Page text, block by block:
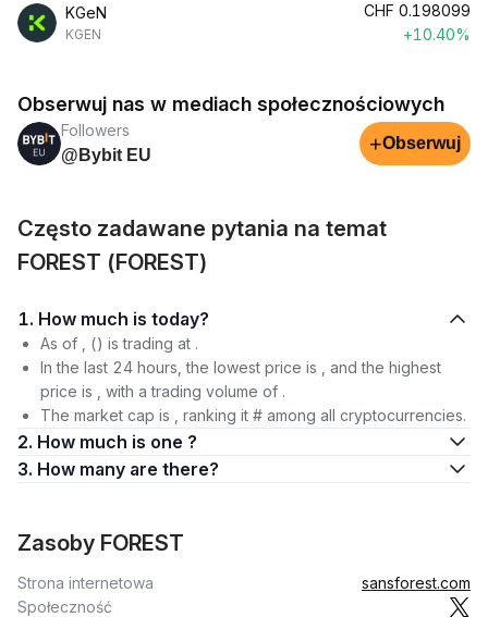
KGeN
KGEN
CHF 0.198099
+10.40%
Obserwuj nas w mediach społecznościowych
Followers
@Bybit EU
+Obserwuj
Często zadawane pytania na temat
FOREST (FOREST)
1. How much is today?
As of , () is trading at .
In the last 24 hours, the lowest price is , and the highest
price is , with a trading volume of .
The market cap is , ranking it # among all cryptocurrencies.
2. How much is one ?
3. How many are there?
Zasoby FOREST
Strona internetowa
sansforest.com
Społeczność